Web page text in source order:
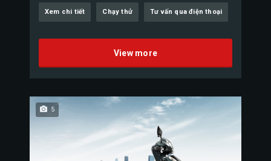
Xem chi tiết Chạy thử Tư vấn qua điện thoại
View more
5